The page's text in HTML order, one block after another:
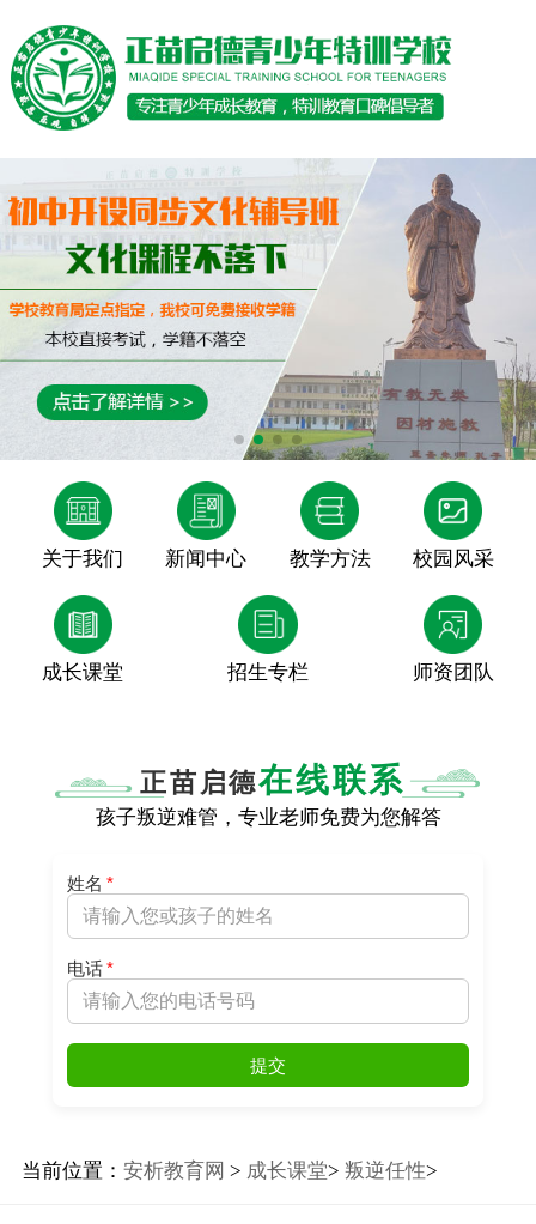
关于我们 新闻中心 教学方法 校园风采
成长课堂 招生专栏 师资团队
正苗启德在线联系
孩子叛逆难管，专业老师免费为您解答
姓名 *
电话*
提交
当前位置： 安析教育网 > 成长课堂> 叛逆任性>